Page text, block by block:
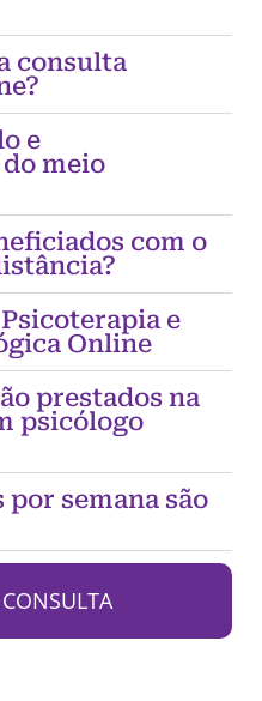
consulta
e
meio
com o
e
Online
prestados na
psicólogo
por semana são